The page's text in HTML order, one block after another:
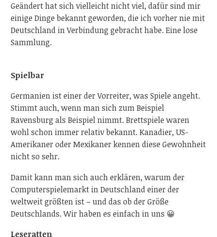
Geändert hat sich vielleicht nicht viel, dafür sind mir
einige Dinge bekannt geworden, die ich vorher nie mit
Deutschland in Verbindung gebracht habe. Eine lose
Sammlung.
Spielbar
Germanien ist einer der Vorreiter, was Spiele angeht.
Stimmt auch, wenn man sich zum Beispiel
Ravensburg als Beispiel nimmt. Brettspiele waren
wohl schon immer relativ bekannt. Kanadier, US-
Amerikaner oder Mexikaner kennen diese Gewohnheit
nicht so sehr.
Damit kann man sich auch erklären, warum der
Computerspielemarkt in Deutschland einer der
weltweit größten ist – und das ob der Größe
Deutschlands. Wir haben es einfach in uns 😀
Leseratten